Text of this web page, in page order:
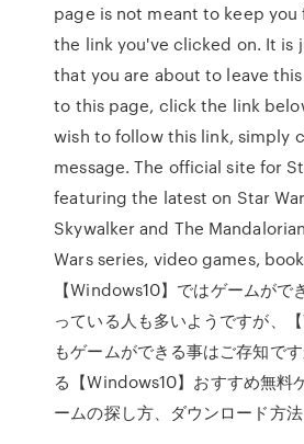
page is not meant to keep
the link you've clicked on. It is
that you are about to leave
to this page, click the link
wish to follow this link, simply
message. The official site for
featuring the latest on Star
Skywalker and The
Wars series, video games,
【Windows10】ではゲームがで
っている人も多いようですが、
もゲームができる事はご存知で
る【Windows10】おすすめ無料
ームの探し方、ダウンロード方